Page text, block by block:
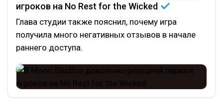
игроков на No Rest for the Wicked
Глава студии также пояснил, почему игра
получила много негативных отзывов в начале
раннего доступа.